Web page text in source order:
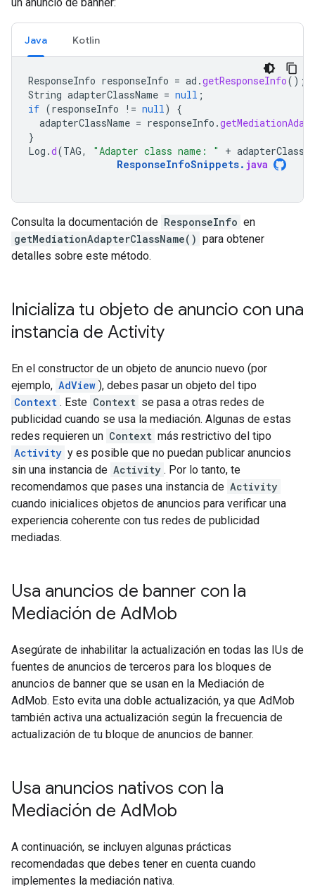
Java Kotlin
ResponseInfo responseInfo = ad .getResponseInfo();
String adapterClassName = null ;
if (responseInfo != null)
{
adapterClassName = responseInfo .
}
Log .d(TAG, "Adapter class name: " +
ResponseInfoSnippets. java
Consulta la documentación de ResponseInfo en
getMediationAdapterClassName() para obtener
detalles sobre este método.
Inicializa tu objeto de anuncio con una
instancia de Activity
En el constructor de un objeto de anuncio nuevo (por
ejemplo, AdView ), debes pasar un objeto del tipo
Context . Este Context se pasa a otras redes de
publicidad cuando se usa la mediación. Algunas de estas
redes requieren un Context más restrictivo del tipo
Activity y es posible que no puedan publicar anuncios
sin una instancia de Activity . Por lo tanto, te
recomendamos que pases una instancia de Activity
cuando inicialices objetos de anuncios para verificar una
experiencia coherente con tus redes de publicidad
mediadas.
Usa anuncios de banner con la
Mediación de AdMob
Asegúrate de inhabilitar la actualización en todas las IUs de
fuentes de anuncios de terceros para los bloques de
anuncios de banner que se usan en la Mediación de
AdMob. Esto evita una doble actualización, ya que AdMob
también activa una actualización según la frecuencia de
actualización de tu bloque de anuncios de banner.
Usa anuncios nativos con la
Mediación de AdMob
A continuación, se incluyen algunas prácticas
recomendadas que debes tener en cuenta cuando
implementes la mediación nativa.